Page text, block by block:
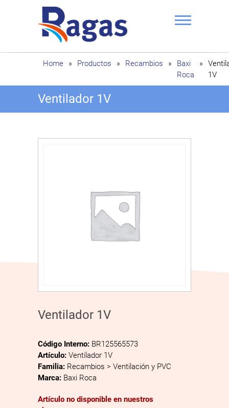
Ragas
Home » Productos » Recambios »
Baxi
Roca
»
1V
Ventilador 1V
Ventilador 1V
Código Interno: BR125565573
Artículo: Ventilador 1V
Familia: Recambios > Ventilación y PVC
Marca: Baxi Roca
Artículo no disponible en nuestros